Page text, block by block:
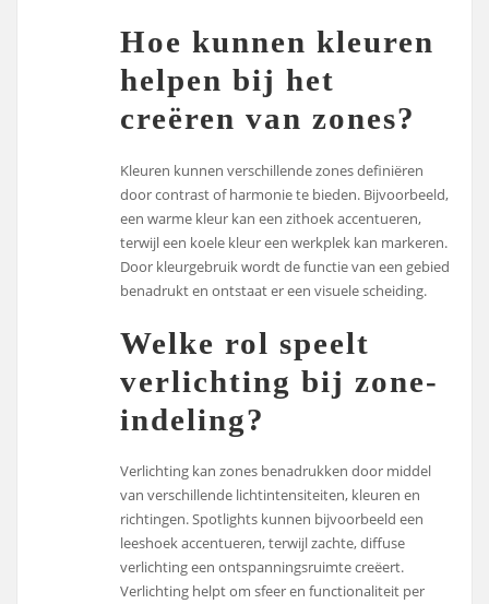
Hoe kunnen kleuren
helpen bij het
creëren van zones?
Kleuren kunnen verschillende zones definiëren
door contrast of harmonie te bieden. Bijvoorbeeld,
een warme kleur kan een zithoek accentueren,
terwijl een koele kleur een werkplek kan markeren.
Door kleurgebruik wordt de functie van een gebied
benadrukt en ontstaat er een visuele scheiding.
Welke rol speelt
verlichting bij zone-
indeling?
Verlichting kan zones benadrukken door middel
van verschillende lichtintensiteiten, kleuren en
richtingen. Spotlights kunnen bijvoorbeeld een
leeshoek accentueren, terwijl zachte, diffuse
verlichting een ontspanningsruimte creëert.
Verlichting helpt om sfeer en functionaliteit per